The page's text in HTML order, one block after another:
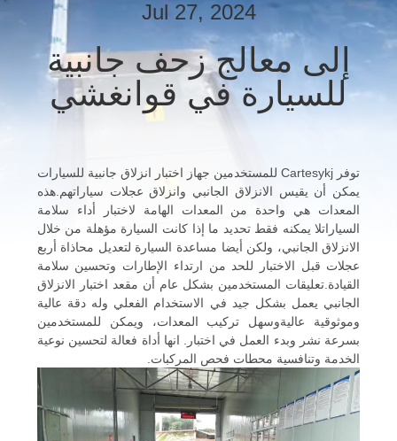
مراقبة
الجودة
أخبار
القضايا
مدونة
اطلب
اقتباس
Jul 27, 2024
إلى معالج زحف جانبية
للسيارة في قوانغشي
توفر Cartesykj للمستخدمين جهاز اختبار انزلاق جانبية للسيارات
يمكن أن يقيس الانزلاق الجانبي وانزلاق عجلات سياراتهم.هذه
المعدات هي واحدة من المعدات الهامة لاختبار أداء سلامة
السياراتلا يمكنه فقط تحديد ما إذا كانت السيارة مؤهلة من خلال
الانزلاق الجانبي، ولكن أيضا مساعدة السيارة لتعديل محاذاة أربع
عجلات قبل الاختبار للحد من ارتداء الإطارات وتحسين سلامة
القيادة.تعليقات المستخدمين بشكل عام أن مقعد اختبار الانزلاق
الجانبي يعمل بشكل جيد في الاستخدام الفعلي وله دقة عالية
وموثوقية عاليةوسهل تركيب المعدات، ويمكن للمستخدمين
بسرعة نشر وبدء العمل في اختبار. انها أداة فعالة لتحسين نوعية
الخدمة وتنافسية محطات فحص المركبات.